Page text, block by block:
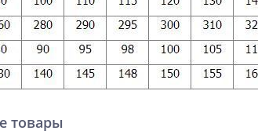
товары